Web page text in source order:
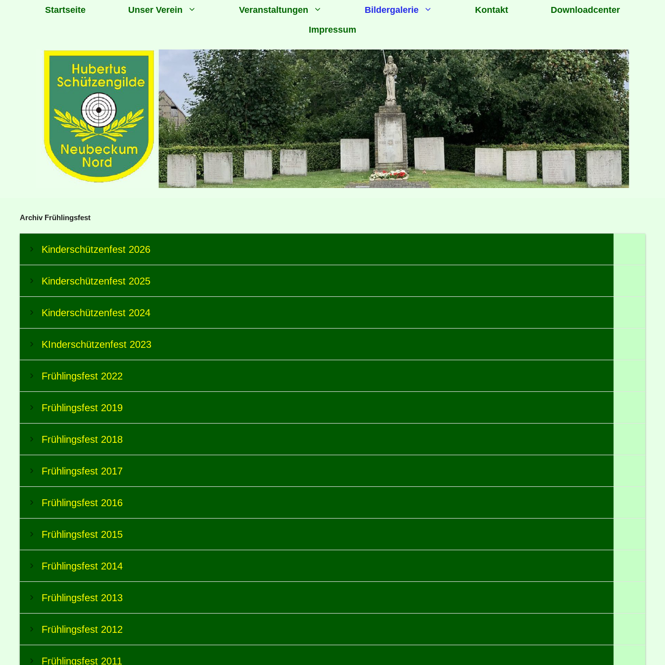
Startseite Unser Verein Veranstaltungen Bildergalerie Kontakt
Downloadcenter
Impressum
Archiv Frühlingsfest
Kinderschützenfest 2026
Kinderschützenfest 2025
Kinderschützenfest 2024
KInderschützenfest 2023
Frühlingsfest 2022
Frühlingsfest 2019
Frühlingsfest 2018
Frühlingsfest 2017
Frühlingsfest 2016
Frühlingsfest 2015
Frühlingsfest 2014
Frühlingsfest 2013
Frühlingsfest 2012
Frühlingsfest 2011